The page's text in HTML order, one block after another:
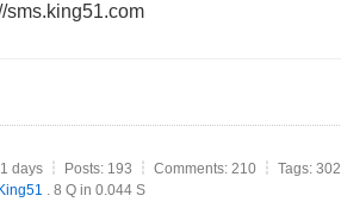
sms.king51.com
days ┆ Posts: 193 ┆ Comments: 210 ┆ Tags: 302.
. 8 Q in 0.044 S